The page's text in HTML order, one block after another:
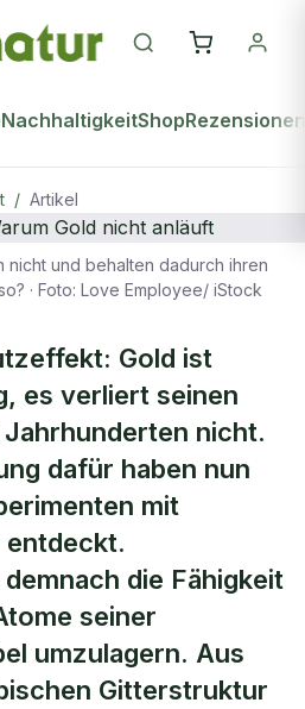
NachhaltigkeitShopRezensionen
/ Artikel
und behalten dadurch ihren
· Foto: Love Employee/ iStock
Gold ist
es verliert seinen
nicht.
dafür haben nun
mit
entdeckt.
die Fähigkeit
seiner
umzulagern. Aus
Gitterstruktur